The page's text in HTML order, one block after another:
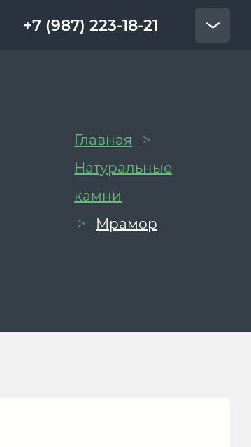
+7 (987) 223-18-21
Главная >
Натуральные
камни
> Мрамор